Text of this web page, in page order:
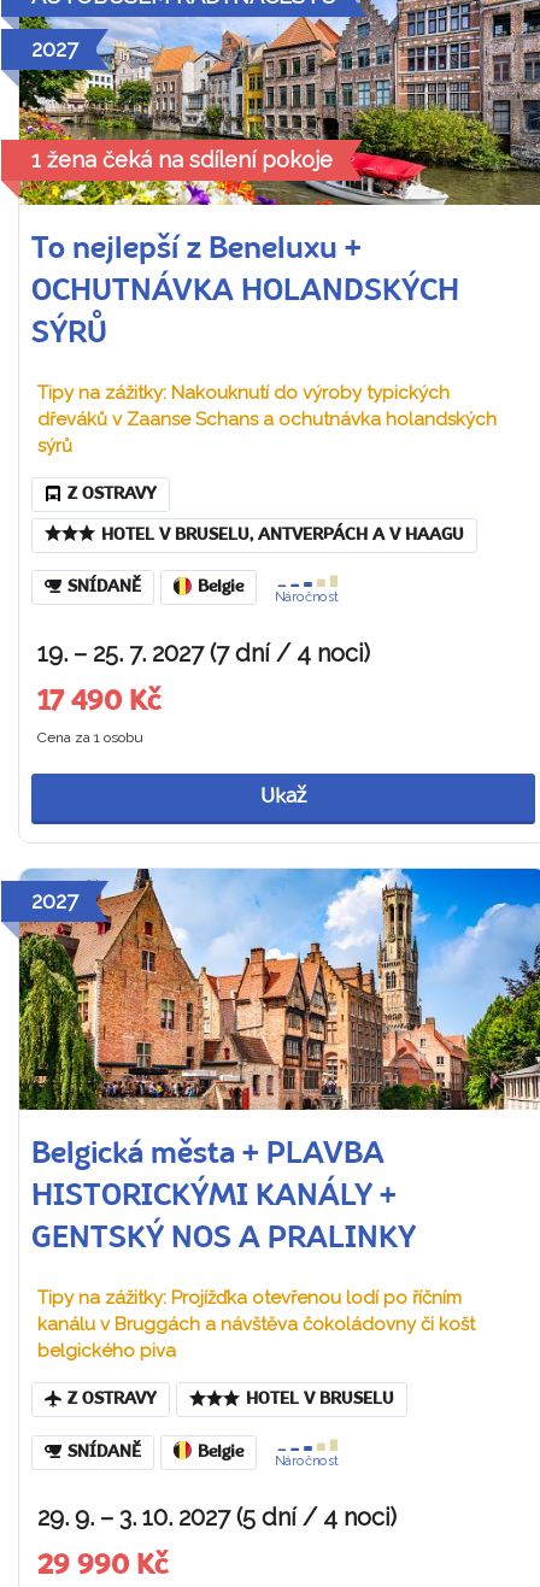
2027
1 žena čeká na sdílení pokoje
To nejlepší z Beneluxu +
OCHUTNÁVKA HOLANDSKÝCH
SÝRŮ
Tipy na zážitky: Nakouknutí do výroby typických
dřeváků v Zaanse Schans a ochutnávka holandských
sýrů
Z OSTRAVY
HOTEL V BRUSELU, ANTVERPÁCH A V HAAGU
SNÍDANĚ Belgie
Náročnost
19. – 25. 7. 2027 (7 dní / 4 noci)
17 490 Kč
Cena za 1 osobu
Ukaž
2027
Belgická města + PLAVBA
HISTORICKÝMI KANÁLY +
GENTSKÝ NOS A PRALINKY
Tipy na zážitky: Projížďka otevřenou lodí po říčním
kanálu v Bruggách a návštěva čokoládovny či košt
belgického piva
Z OSTRAVY HOTEL V BRUSELU
SNÍDANĚ Belgie
Náročnost
29. 9. – 3. 10. 2027 (5 dní / 4 noci)
29 990 Kč